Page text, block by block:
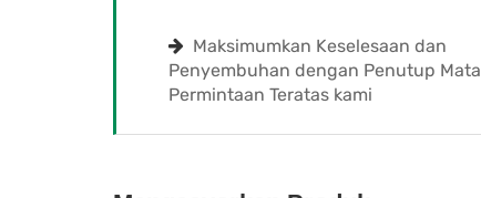
Maksimumkan Keselesaan dan
Penyembuhan dengan Penutup Mata
Permintaan Teratas kami